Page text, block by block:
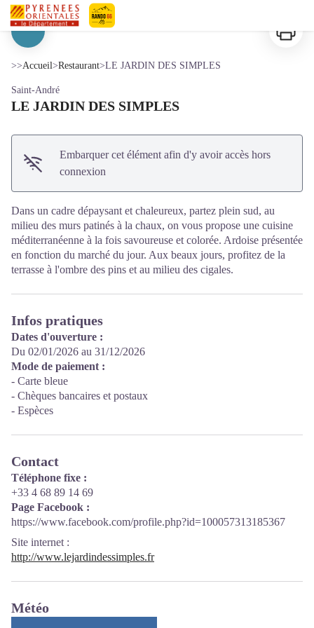
LE JARDIN DES SIMPLES
>>Accueil>Restaurant>LE JARDIN DES SIMPLES
Saint-André
LE JARDIN DES SIMPLES
Embarquer cet élément afin d'y avoir accès hors
connexion
Dans un cadre dépaysant et chaleureux, partez plein sud, au
milieu des murs patinés à la chaux, on vous propose une cuisine
méditerranéenne à la fois savoureuse et colorée. Ardoise présentée
en fonction du marché du jour. Aux beaux jours, profitez de la
terrasse à l'ombre des pins et au milieu des cigales.
Infos pratiques
Dates d'ouverture :
Du 02/01/2026 au 31/12/2026
Mode de paiement :
- Carte bleue
- Chèques bancaires et postaux
- Espèces
Contact
Téléphone fixe :
+33 4 68 89 14 69
Page Facebook :
https://www.facebook.com/profile.php?id=100057313185367
Site internet :
http://www.lejardindessimples.fr
Météo